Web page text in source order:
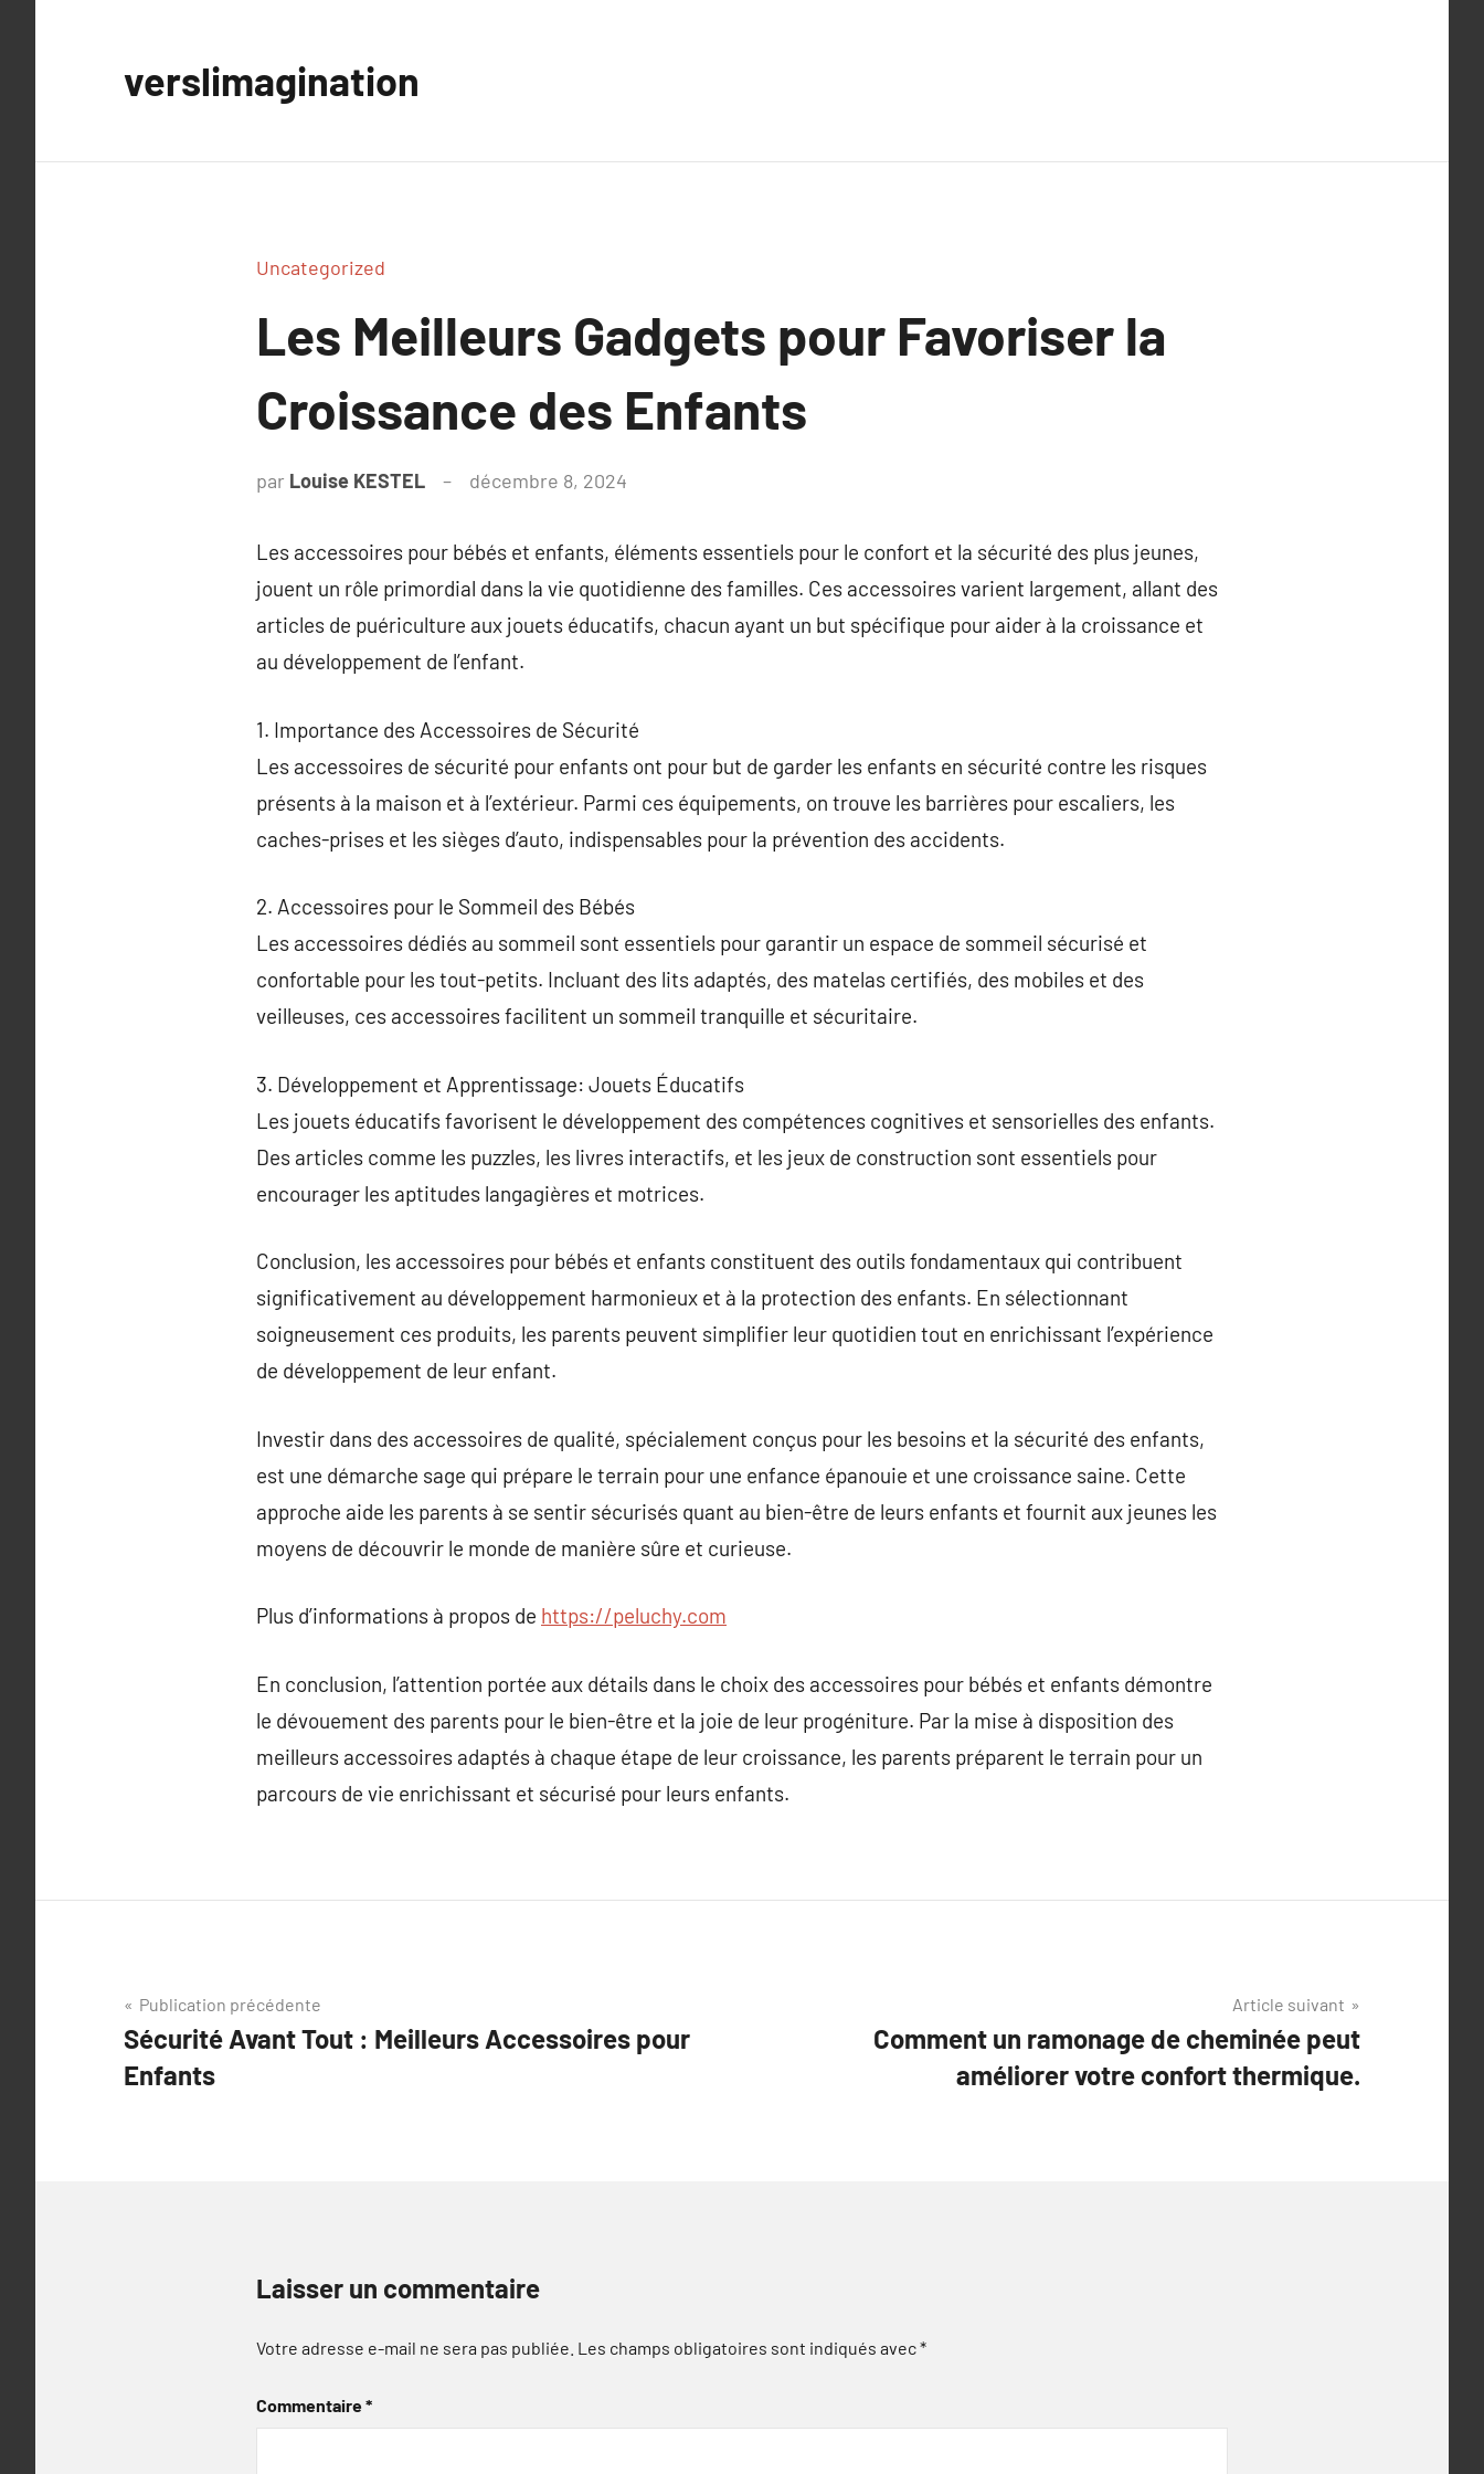
verslimagination
Uncategorized
Les Meilleurs Gadgets pour Favoriser la
Croissance des Enfants
par Louise KESTEL décembre 8, 2024
Les accessoires pour bébés et enfants, éléments essentiels pour le confort et la sécurité des plus jeunes,
jouent un rôle primordial dans la vie quotidienne des familles. Ces accessoires varient largement, allant des
articles de puériculture aux jouets éducatifs, chacun ayant un but spécifique pour aider à la croissance et
au développement de l’enfant.
1. Importance des Accessoires de Sécurité
Les accessoires de sécurité pour enfants ont pour but de garder les enfants en sécurité contre les risques
présents à la maison et à l’extérieur. Parmi ces équipements, on trouve les barrières pour escaliers, les
caches-prises et les sièges d’auto, indispensables pour la prévention des accidents.
2. Accessoires pour le Sommeil des Bébés
Les accessoires dédiés au sommeil sont essentiels pour garantir un espace de sommeil sécurisé et
confortable pour les tout-petits. Incluant des lits adaptés, des matelas certifiés, des mobiles et des
veilleuses, ces accessoires facilitent un sommeil tranquille et sécuritaire.
3. Développement et Apprentissage: Jouets Éducatifs
Les jouets éducatifs favorisent le développement des compétences cognitives et sensorielles des enfants.
Des articles comme les puzzles, les livres interactifs, et les jeux de construction sont essentiels pour
encourager les aptitudes langagières et motrices.
Conclusion, les accessoires pour bébés et enfants constituent des outils fondamentaux qui contribuent
significativement au développement harmonieux et à la protection des enfants. En sélectionnant
soigneusement ces produits, les parents peuvent simplifier leur quotidien tout en enrichissant l’expérience
de développement de leur enfant.
Investir dans des accessoires de qualité, spécialement conçus pour les besoins et la sécurité des enfants,
est une démarche sage qui prépare le terrain pour une enfance épanouie et une croissance saine. Cette
approche aide les parents à se sentir sécurisés quant au bien-être de leurs enfants et fournit aux jeunes les
moyens de découvrir le monde de manière sûre et curieuse.
Plus d’informations à propos de https://peluchy.com
En conclusion, l’attention portée aux détails dans le choix des accessoires pour bébés et enfants démontre
le dévouement des parents pour le bien-être et la joie de leur progéniture. Par la mise à disposition des
meilleurs accessoires adaptés à chaque étape de leur croissance, les parents préparent le terrain pour un
parcours de vie enrichissant et sécurisé pour leurs enfants.
Navigation
de
l’article
Publication précédente
Sécurité Avant Tout : Meilleurs Accessoires pour
Enfants
Article suivant
Comment un ramonage de cheminée peut
améliorer votre confort thermique.
Laisser un commentaire
Votre adresse e-mail ne sera pas publiée. Les champs obligatoires sont indiqués avec*
Commentaire*